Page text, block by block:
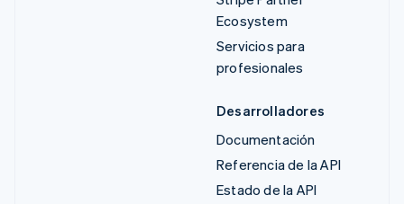
Ecosystem
Servicios para
profesionales
Desarrolladores
Documentación
Referencia de la API
Estado de la API